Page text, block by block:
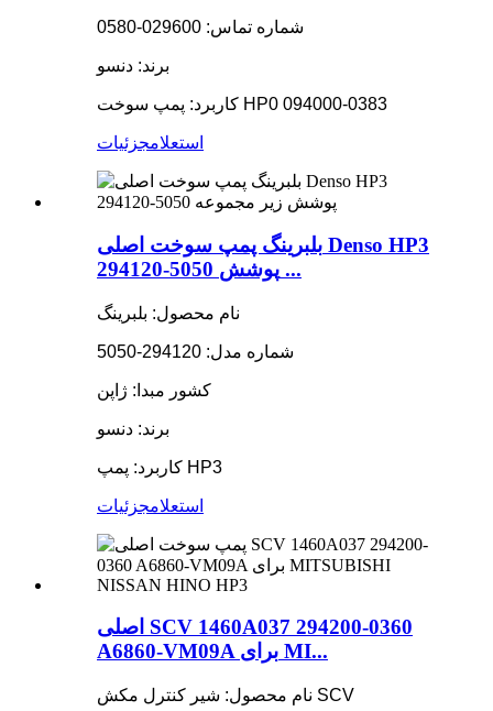
شماره تماس: 029600-0580
برند: دنسو
کاربرد: پمپ سوخت HP0 094000-0383
استعلامجزئیات
بلبرینگ پمپ سوخت اصلی Denso HP3
294120-5050 پوشش ...
نام محصول: بلبرینگ
شماره مدل: 294120-5050
کشور مبدا: ژاپن
برند: دنسو
کاربرد: پمپ HP3
استعلامجزئیات
اصلی SCV 1460A037 294200-0360
A6860-VM09A برای MI...
نام محصول: شیر کنترل مکش SCV